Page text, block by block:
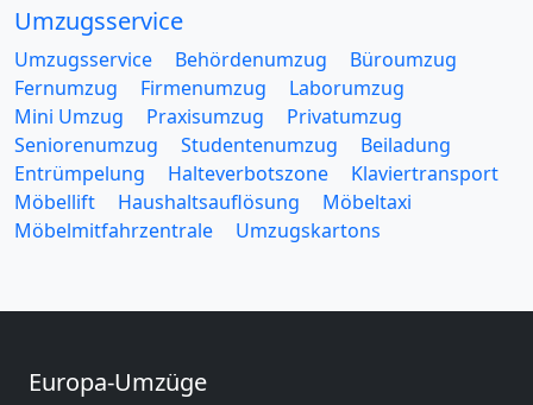
Umzugsservice
Umzugsservice Behördenumzug
Büroumzug
Fernumzug
Firmenumzug
Laborumzug
Mini Umzug
Praxisumzug
Privatumzug
Seniorenumzug
Studentenumzug
Beiladung
Entrümpelung
Halteverbotszone
Klaviertransport
Möbellift
Haushaltsauflösung
Möbeltaxi
Möbelmitfahrzentrale
Umzugskartons
Europa-Umzüge